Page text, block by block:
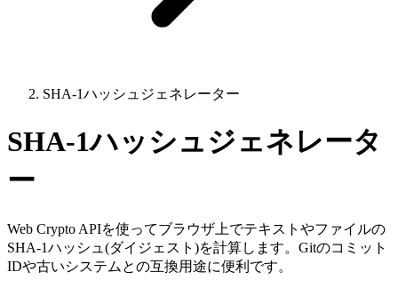
SHA-1ハッシュジェネレーター
SHA-1ハッシュジェネレータ
ー
Web Crypto APIを使ってブラウザ上でテキストやファイルの
SHA-1ハッシュ(ダイジェスト)を計算します。Gitのコミット
IDや古いシステムとの互換用途に便利です。